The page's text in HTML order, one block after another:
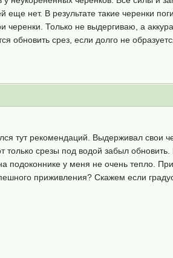
нет. В результате такие черенки
Только не выдергиваю, а
обновить срез, если долго не
тут рекомендаций. Выдерживал свои
срезы под водой забыл
подоконнике у меня не очень тепло.
приживления? Cкажем если